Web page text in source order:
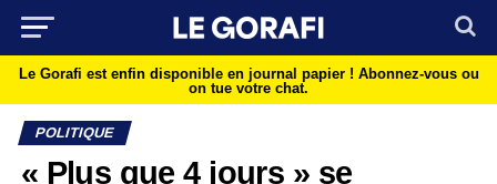
Le Gorafi est enfin disponible en journal papier ! Abonnez-vous ou
on tue votre chat.
POLITIQUE
« Plus que 4 jours » se